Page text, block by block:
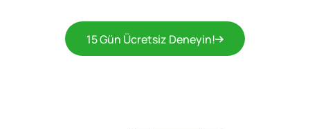
15 Gün Ücretsiz Deneyin!